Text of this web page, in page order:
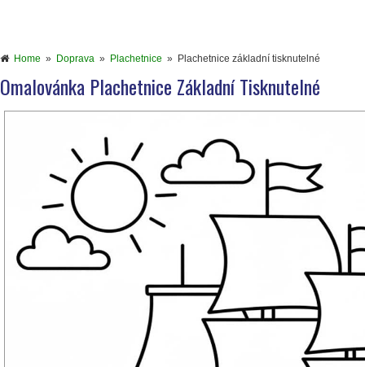
Home » Doprava » Plachetnice » Plachetnice základní tisknutelné
Omalovánka Plachetnice Základní Tisknutelné